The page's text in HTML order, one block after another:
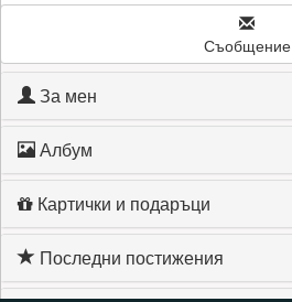
Съобщение
За мен
Албум
Картички и подаръци
Последни постижения